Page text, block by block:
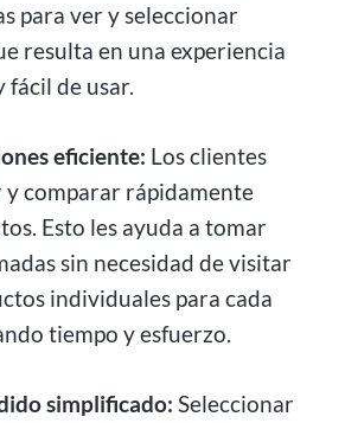
para ver y seleccionar
resulta en una experiencia
fácil de usar.
eficiente: Los clientes
y comparar rápidamente
Esto les ayuda a tomar
sin necesidad de visitar
individuales para cada
tiempo y esfuerzo.
simplificado: Seleccionar